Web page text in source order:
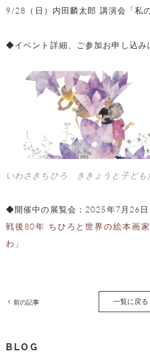
9/28（日）内田麟太郎 講演会「私
◆イベント詳細、ご参加お申し込み
いわさきちひろ ききょうと子ど
◆開催中の展覧会：2025年7月26日
戦後80年 ちひろと世界の絵本画
わ」
前の記事 一覧に戻る
BLOG